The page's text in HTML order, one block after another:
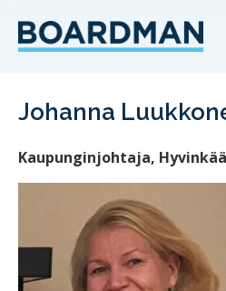
Johanna
Kaupunginjohtaja,